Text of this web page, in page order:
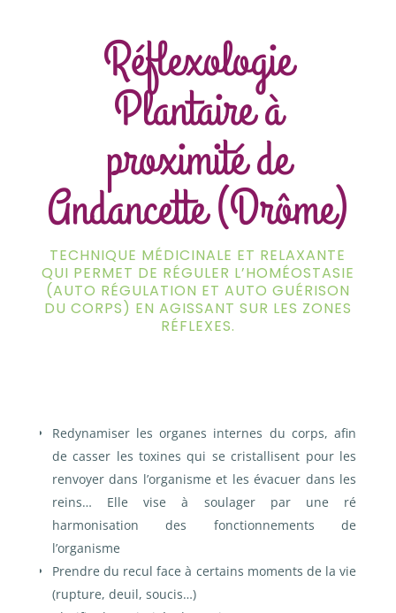
Réflexologie
Plantaire à
proximité de
Andancette (Drôme)
TECHNIQUE MÉDICINALE ET RELAXANTE
QUI PERMET DE RÉGULER L’HOMÉOSTASIE
(AUTO RÉGULATION ET AUTO GUÉRISON
DU CORPS) EN AGISSANT SUR LES ZONES
RÉFLEXES.
Redynamiser les organes internes du corps, afin
de casser les toxines qui se cristallisent pour les
renvoyer dans l’organisme et les évacuer dans les
reins… Elle vise à soulager par une ré
harmonisation des fonctionnements de
l’organisme
Prendre du recul face à certains moments de la vie
(rupture, deuil, soucis…)